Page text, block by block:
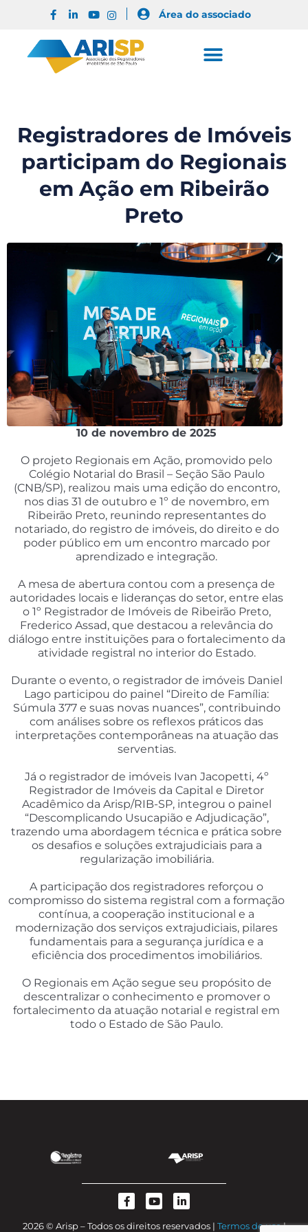
Área do associado
Registradores de Imóveis
participam do Regionais
em Ação em Ribeirão
Preto
10 de novembro de 2025
O projeto Regionais em Ação, promovido pelo
Colégio Notarial do Brasil – Seção São Paulo
(CNB/SP), realizou mais uma edição do encontro,
nos dias 31 de outubro e 1º de novembro, em
Ribeirão Preto, reunindo representantes do
notariado, do registro de imóveis, do direito e do
poder público em um encontro marcado por
aprendizado e integração.
A mesa de abertura contou com a presença de
autoridades locais e lideranças do setor, entre elas
o 1º Registrador de Imóveis de Ribeirão Preto,
Frederico Assad, que destacou a relevância do
diálogo entre instituições para o fortalecimento da
atividade registral no interior do Estado.
Durante o evento, o registrador de imóveis Daniel
Lago participou do painel “Direito de Família:
Súmula 377 e suas novas nuances”, contribuindo
com análises sobre os reflexos práticos das
interpretações contemporâneas na atuação das
serventias.
Já o registrador de imóveis Ivan Jacopetti, 4º
Registrador de Imóveis da Capital e Diretor
Acadêmico da Arisp/RIB-SP, integrou o painel
“Descomplicando Usucapião e Adjudicação”,
trazendo uma abordagem técnica e prática sobre
os desafios e soluções extrajudiciais para a
regularização imobiliária.
A participação dos registradores reforçou o
compromisso do sistema registral com a formação
contínua, a cooperação institucional e a
modernização dos serviços extrajudiciais, pilares
fundamentais para a segurança jurídica e a
eficiência dos procedimentos imobiliários.
O Regionais em Ação segue seu propósito de
descentralizar o conhecimento e promover o
fortalecimento da atuação notarial e registral em
todo o Estado de São Paulo.
2026 © Arisp – Todos os direitos reservados | Termos de uso|